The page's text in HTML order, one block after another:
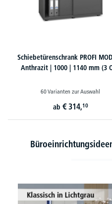
Schiebetürenschrank PROFI
Anthrazit | 1000 | 1140 mm (3
60 Varianten zur Auswahl
ab € 314,10